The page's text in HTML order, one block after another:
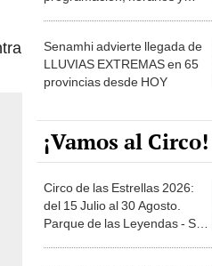
Senamhi advierte llegada de
LLUVIAS EXTREMAS en 65
provincias desde HOY
¡Vamos al Circo!
Circo de las Estrellas 2026:
del 15 Julio al 30 Agosto.
Parque de las Leyendas - San